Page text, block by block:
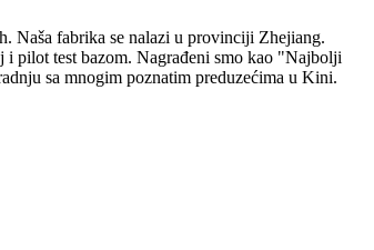
Naša fabrika se nalazi u provinciji Zhejiang.
i pilot test bazom. Nagrađeni smo kao "Najbolji
sa mnogim poznatim preduzećima u Kini.